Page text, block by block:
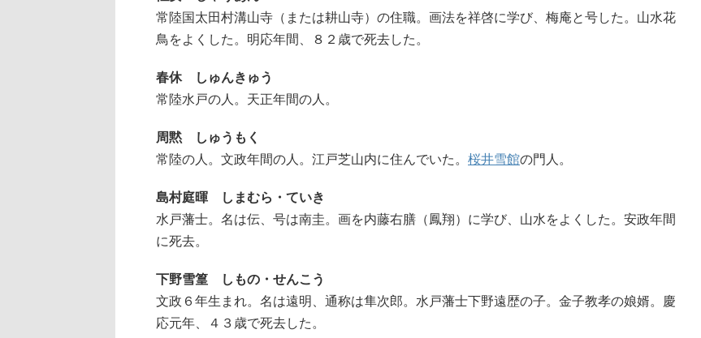
常陸国太田村溝山寺（または耕山寺）の住職。画法を祥啓に学び、梅庵と号した。山水花
鳥をよくした。明応年間、８２歳で死去した。
春休 しゅんきゅう
常陸水戸の人。天正年間の人。
周黙 しゅうもく
常陸の人。文政年間の人。江戸芝山内に住んでいた。 桜井雪館の門人。
島村庭暉 しまむら・ていき
水戸藩士。名は伝、号は南圭。画を内藤右膳（鳳翔）に学び、山水をよくした。安政年間
に死去。
下野雪篁 しもの・せんこう
文政６年生まれ。名は遠明、通称は隼次郎。水戸藩士下野遠歴の子。金子教孝の娘婿。慶
応元年、４３歳で死去した。